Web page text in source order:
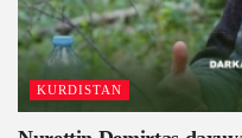
KURDISTAN